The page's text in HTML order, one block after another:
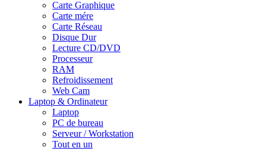
Carte Graphique
Carte mére
Carte Réseau
Disque Dur
Lecture CD/DVD
Processeur
RAM
Refroidissement
Web Cam
Laptop & Ordinateur
Laptop
PC de bureau
Serveur / Workstation
Tout en un